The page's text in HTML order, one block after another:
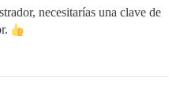
necesitarías una clave de